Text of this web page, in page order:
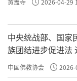
中央统战部、国家
族团结进步促进法
聚力向心力
中国佛教协会 2026-